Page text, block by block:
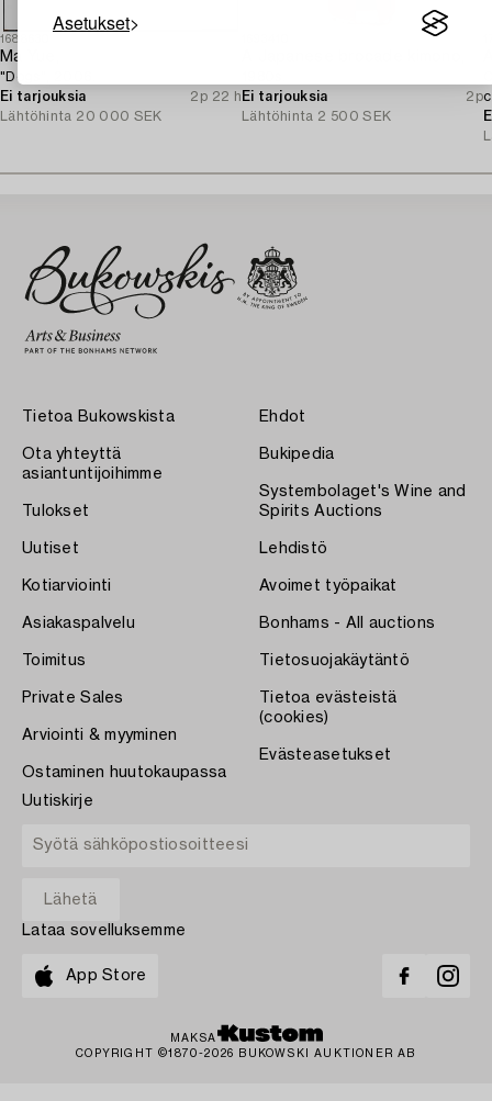
Asetukset
1688630
Ma Yue,
"Dogs", 2006.
Ei tarjouksia
2p 22 h
Lähtöhinta 20 000 SEK
Ei tarjouksia
2p
Lähtöhinta 2 500 SEK
Tietoa Bukowskista
Ota yhteyttä
asiantuntijoihimme
Tulokset
Uutiset
Kotiarviointi
Asiakaspalvelu
Toimitus
Private Sales
Arviointi & myyminen
Ostaminen huutokaupassa
Ehdot
Bukipedia
Systembolaget's Wine and
Spirits Auctions
Lehdistö
Avoimet työpaikat
Bonhams - All auctions
Tietosuojakäytäntö
Tietoa evästeistä
(cookies)
Evästeasetukset
Uutiskirje
Lataa sovelluksemme
App Store
MAKSA
COPYRIGHT ©1870-2026 BUKOWSKI AUKTIONER AB